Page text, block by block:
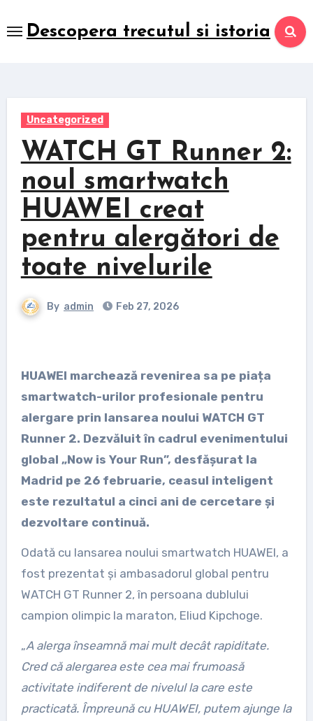
to
Descopera trecutul si istoria
Uncategorized
WATCH GT Runner 2:
noul smartwatch
HUAWEI creat
pentru alergători de
toate nivelurile
By admin Feb 27, 2026
HUAWEI marchează revenirea sa pe piața
smartwatch-urilor profesionale pentru
alergare prin lansarea noului WATCH GT
Runner 2. Dezvăluit în cadrul evenimentului
global „Now is Your Run”, desfășurat la
Madrid pe 26 februarie, ceasul inteligent
este rezultatul a cinci ani de cercetare și
dezvoltare continuă.
Odată cu lansarea noului smartwatch HUAWEI, a
fost prezentat și ambasadorul global pentru
WATCH GT Runner 2, în persoana dublului
campion olimpic la maraton, Eliud Kipchoge.
„A alerga înseamnă mai mult decât rapiditate.
Cred că alergarea este cea mai frumoasă
activitate indiferent de nivelul la care este
practicată. Împreună cu HUAWEI, putem ajunge la